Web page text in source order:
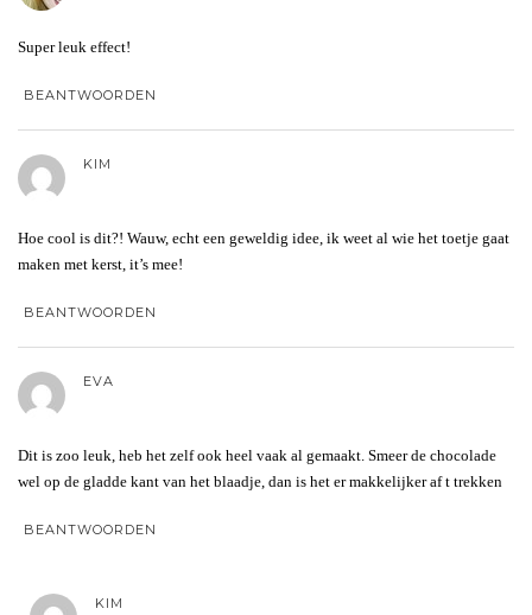
Super leuk effect!
BEANTWOORDEN
KIM
Hoe cool is dit?! Wauw, echt een geweldig idee, ik weet al wie het toetje gaat
maken met kerst, it’s mee!
BEANTWOORDEN
EVA
Dit is zoo leuk, heb het zelf ook heel vaak al gemaakt. Smeer de chocolade
wel op de gladde kant van het blaadje, dan is het er makkelijker af t trekken
BEANTWOORDEN
KIM